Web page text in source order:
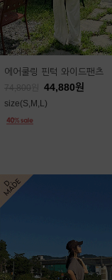
에어쿨링 핀턱 와이드팬츠
74,800 44,880원
size(S,M,L)